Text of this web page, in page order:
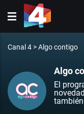
Canal 4 >Algo contigo
Algo
El